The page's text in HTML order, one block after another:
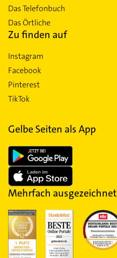
Das Telefonbuch
Das Örtliche
Zu finden auf
Instagram
Facebook
Pinterest
TikTok
Gelbe Seiten als App
Mehrfach ausgezeichnet